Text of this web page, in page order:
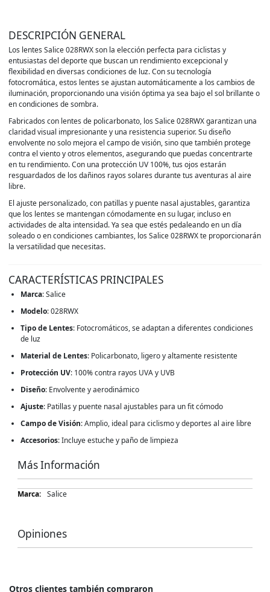
DESCRIPCIÓN GENERAL
Los lentes Salice 028RWX son la elección perfecta para ciclistas y
entusiastas del deporte que buscan un rendimiento excepcional y
flexibilidad en diversas condiciones de luz. Con su tecnología
fotocromática, estos lentes se ajustan automáticamente a los cambios de
iluminación, proporcionando una visión óptima ya sea bajo el sol brillante o
en condiciones de sombra.
Fabricados con lentes de policarbonato, los Salice 028RWX garantizan una
claridad visual impresionante y una resistencia superior. Su diseño
envolvente no solo mejora el campo de visión, sino que también protege
contra el viento y otros elementos, asegurando que puedas concentrarte
en tu rendimiento. Con una protección UV 100%, tus ojos estarán
resguardados de los dañinos rayos solares durante tus aventuras al aire
libre.
El ajuste personalizado, con patillas y puente nasal ajustables, garantiza
que los lentes se mantengan cómodamente en su lugar, incluso en
actividades de alta intensidad. Ya sea que estés pedaleando en un día
soleado o en condiciones cambiantes, los Salice 028RWX te proporcionarán
la versatilidad que necesitas.
CARACTERÍSTICAS PRINCIPALES
Marca: Salice
Modelo: 028RWX
Tipo de Lentes: Fotocromáticos, se adaptan a diferentes condiciones
de luz
Material de Lentes: Policarbonato, ligero y altamente resistente
Protección UV: 100% contra rayos UVA y UVB
Diseño: Envolvente y aerodinámico
Ajuste: Patillas y puente nasal ajustables para un fit cómodo
Campo de Visión: Amplio, ideal para ciclismo y deportes al aire libre
Accesorios: Incluye estuche y paño de limpieza
Más Información
Más
Salice
Opiniones
Otros clientes también compraron